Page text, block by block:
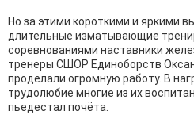
Но за этими короткими и яркими
длительные изматывающие
соревнованиями наставники
тренеры СШОР Единоборств
проделали огромную работу. В
трудолюбие многие из их
пьедестал почёта.